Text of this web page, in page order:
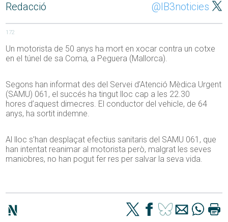
Redacció @IB3noticies
172
Un motorista de 50 anys ha mort en xocar contra un cotxe
en el túnel de sa Coma, a Peguera (Mallorca).
Segons han informat des del Servei d’Atenció Mèdica Urgent
(SAMU) 061, el succés ha tingut lloc cap a les 22.30
hores d’aquest dimecres. El conductor del vehicle, de 64
anys, ha sortit indemne.
Al lloc s’han desplaçat efectius sanitaris del SAMU 061, que
han intentat reanimar al motorista però, malgrat les seves
maniobres, no han pogut fer res per salvar la seva vida.